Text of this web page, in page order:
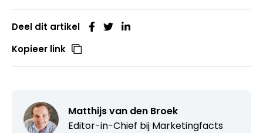
Deel dit artikel
Kopieer link
Matthijs van den Broek
Editor-in-Chief bij Marketingfacts